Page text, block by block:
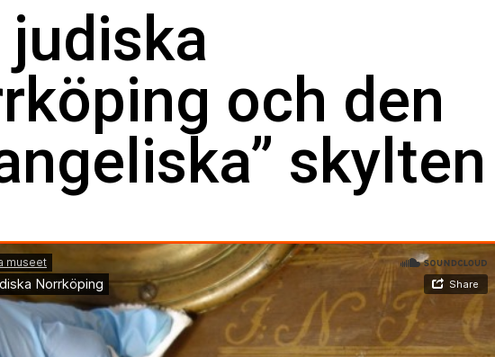
judiska
och den
skylten